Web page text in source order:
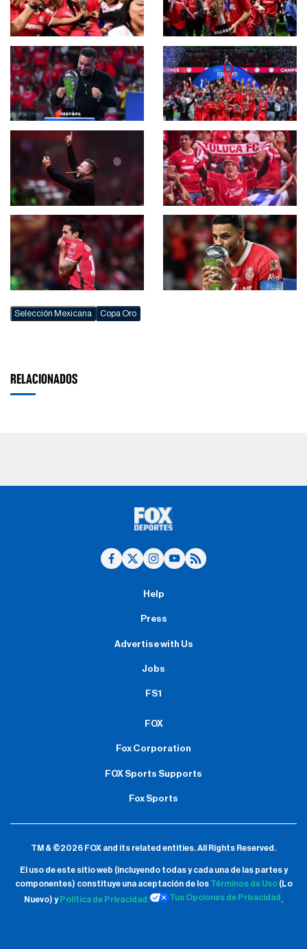
Selección Mexicana Copa Oro
RELACIONADOS
Help
Press
Advertise with Us
Jobs
FS1
FOX
Fox Corporation
FOX Sports Supports
Fox Sports
TM & ©2026 FOX and its related entities.All Rights Reserved.
El uso de este sitio web (incluyendo todas y cada una de las partes y
componentes) constituye una aceptación de los Términos de Uso(Lo
Nuevo) y Política de Privacidad. Tus Opciones de Privacidad .